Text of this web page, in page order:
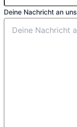
Deine Nachricht an uns